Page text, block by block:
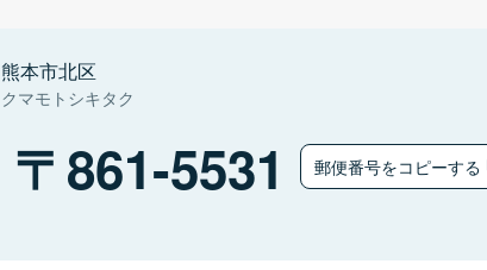
熊本市北区
クマモトシキタク
861-5531 郵便番号をコピーする